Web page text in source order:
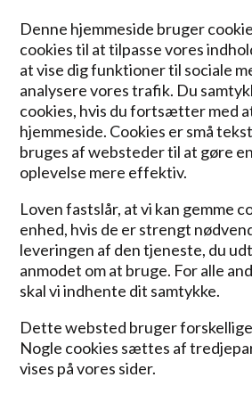
Denne hjemmeside bruger
cookies til at tilpasse vores
at vise dig funktioner til sociale
analysere vores trafik. Du
cookies, hvis du fortsætter med
hjemmeside. Cookies er små
bruges af websteder til at gøre
oplevelse mere effektiv.
Loven fastslår, at vi kan gemme
enhed, hvis de er strengt
leveringen af den tjeneste, du
anmodet om at bruge. For alle
skal vi indhente dit samtykke.
Dette websted bruger
Nogle cookies sættes af
vises på vores sider.